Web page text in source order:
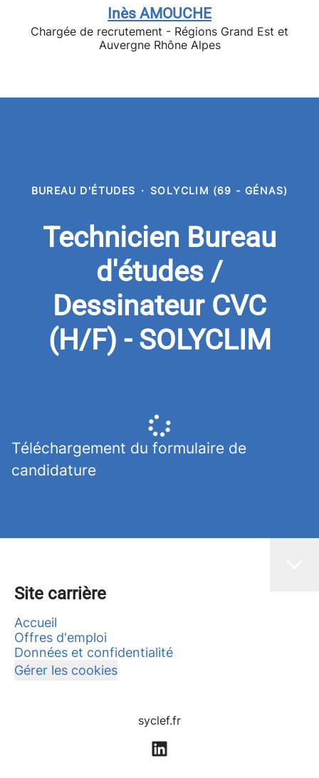
Inès AMOUCHE
Chargée de recrutement - Régions Grand Est et
Auvergne Rhône Alpes
BUREAU D'ÉTUDES · SOLYCLIM (69 - GÉNAS)
Technicien Bureau
d'études /
Dessinateur CVC
(H/F) - SOLYCLIM
Téléchargement du formulaire de
candidature
Site carrière
Accueil
Offres d'emploi
Données et confidentialité
Gérer les cookies
syclef.fr